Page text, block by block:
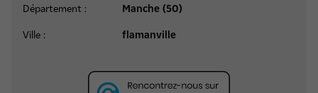
Département : Manche (50)
Ville : flamanville